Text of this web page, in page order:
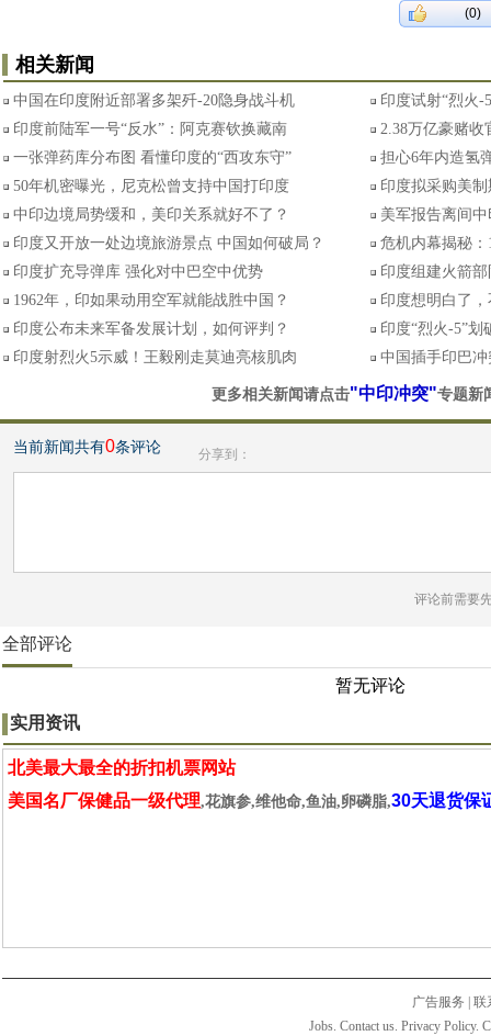
(0)
相关新闻
中国在印度附近部署多架歼-20隐身战斗机
印度试射“烈火-
印度前陆军一号“反水”：阿克赛钦换藏南
2.38万亿豪赌收
一张弹药库分布图 看懂印度的“西攻东守”
担心6年内造氢
50年机密曝光，尼克松曾支持中国打印度
印度拟采购美
中印边境局势缓和，美印关系就好不了？
美军报告离间
印度又开放一处边境旅游景点 中国如何破局？
危机内幕揭秘
印度扩充导弹库 强化对中巴空中优势
印度组建火箭
1962年，印如果动用空军就能战胜中国？
印度想明白了
印度公布未来军备发展计划，如何评判？
印度“烈火-5”
印度射烈火5示威！王毅刚走莫迪亮核肌肉
中国插手印巴
更多相关新闻请点击"中印冲突"专题新
当前新闻共有0条评论 分享到：
评论前需要
全部评论
暂无评论
实用资讯
北美最大最全的折扣机票网站
美国名厂保健品一级代理,花旗参,维他命,鱼油,卵磷脂,30天退货保
广告服务
联
Jobs. Contact us. Privacy Policy.